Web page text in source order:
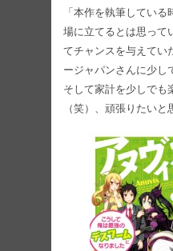
「本作を執筆してい
場に立てるとは思って
てチャンスを与えてい
ージャパンさんに少し
そして家計を少しでも
（笑）、頑張りたいと